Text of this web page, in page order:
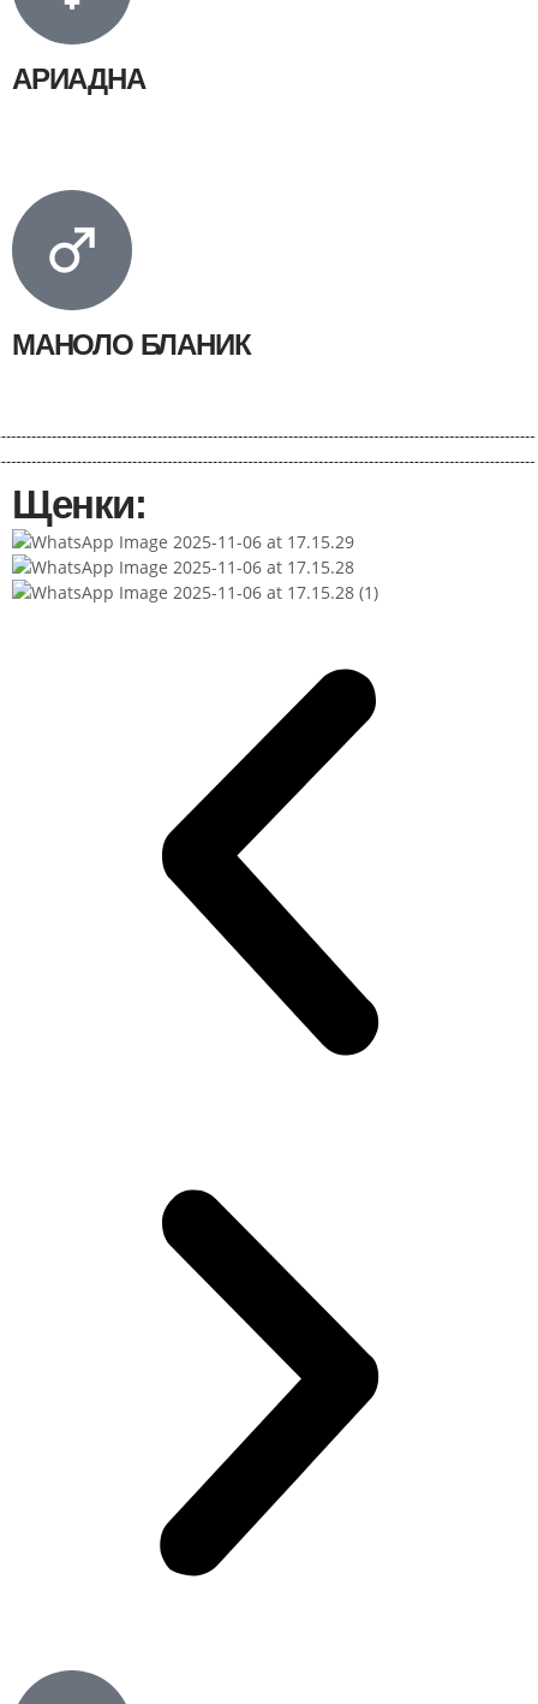
АРИАДНА
МАНОЛО БЛАНИК
Щенки: